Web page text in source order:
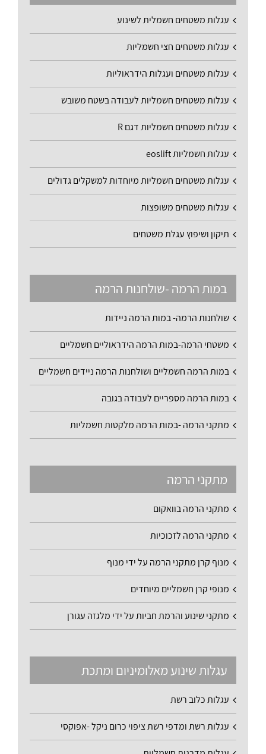
עגלות משטחים חשמלית לשינוע
עגלות משטחים חצי חשמליות
עגלות משטחים ועגלות הידראוליות
עגלות משטחים חשמליות לעבודה בשטח משובש
עגלות משטחים חשמליות דגם R
עגלות חשמליות eoslift
עגלות משטחים חשמליות מיוחדות למשקלים גדולים
עגלות משטחים משופצות
תיקון ושיפוץ עגלת משטחים
במות הרמה -שולחנות הרמה
שולחנות הרמה- במות הרמה ניידות
משטחי הרמה-במות הרמה הידראוליים חשמליים
במות הרמה חשמליים ושולחנות הרמה ניידים חשמליים
במות הרמה מספריים לעבודה בגובה
מתקני הרמה -במות הרמה מלקטות חשמליות
מתקני הרמה
מתקני הרמה בוואקום
מתקני הרמה לזכוכיות
מנוף קרן מתקני הרמה על ידי מנוף
מנופי קרן חשמליים מיוחדים
מתקני שינוע והרמת חביות על ידי מלגזה עגורן
עגלות שינוע מאלומיניום ומתכת
עגלות כלוב רשת
עגלות רשת ומדפי רשת ציפוי כרום ניקל -אפוקסי